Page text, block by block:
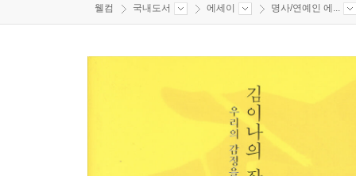
웰컴 국내도서 에세이 명사/연예인 에...